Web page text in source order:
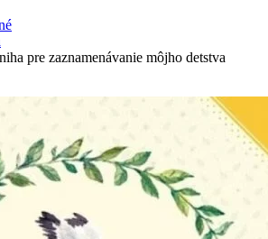
pre zaznamenávanie môjho detstva